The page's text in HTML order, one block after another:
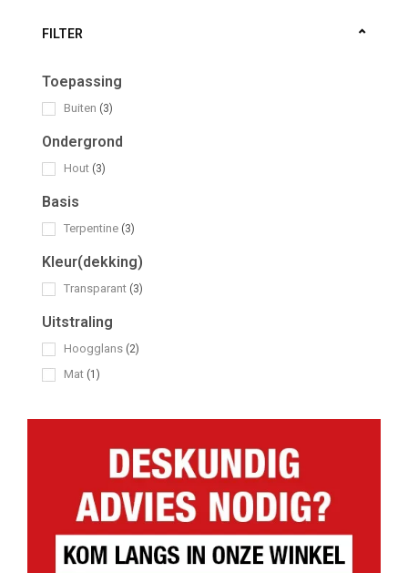
FILTER
Toepassing
Buiten (3)
Ondergrond
Hout (3)
Basis
Terpentine (3)
Kleur(dekking)
Transparant (3)
Uitstraling
Hoogglans (2)
Mat (1)